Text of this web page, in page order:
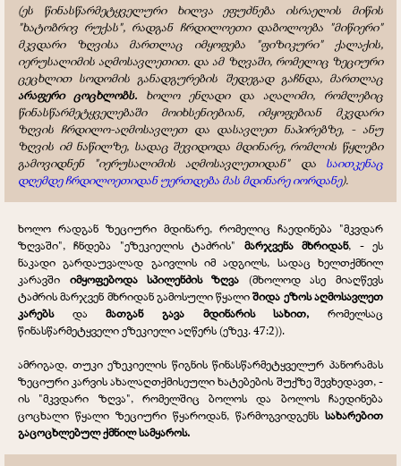
(ეს წინასწარმეტყველური ხილვა ეფუძნება ისრაელის მიწის
"ხატობრივ რუქას", რადგან ჩრდილოეთი დაბოლოება "მიწიერი"
მკვდარი ზღვისა მართლაც იმყოფება "ფიზიკური" ქალაქის,
იერუსალიმის აღმოსავლეთით. და ამ ზღვაში, რომელიც ზეციური
ცეცხლით სოდომის განადგურების შედეგად გაჩნდა, მართლაც
არაფერი ცოცხლობს. ხოლო ენღადი და აღალიმი, რომლებიც
წინასწარმეტყველებაში მოიხსენიებიან, იმყოფებიან მკვდარი
ზღვის ჩრდილო-აღმოსავლეთ და დასავლეთ ნაპირებზე, - ანუ
ზღვის იმ ნაწილზე, სადაც შევიდოდა მდინარე, რომლის წყლები
გამოვიდნენ "იერუსალიმის აღმოსავლეთიდან" და
საითკენაც
დღემდე ჩრდილოეთიდან უერთდება მას მდინარე იორდანე).
ხოლო რადგან ზეციური მდინარე, რომელიც ჩაედინება "მკვდარ
ზღვაში", ჩნდება "ეზეკიელის ტაძრის" მარჯვენა მხრიდან, - ეს
ნაკადი გარდაუვალად გაივლის იმ ადგილს, სადაც ხელთქმნილ
კარავში იმყოფებოდა სპილენძის ზღვა (მხოლოდ ასე მიაღწევს
ტაძრის მარჯვენ მხრიდან გამოსული წყალიშიდა ეზოს აღმოსავლეთ
კარებს დამათგან გავა მდინარის სახით, რომელსაც
წინასწარმეტყველი ეზეკიელი აღწერს (ეზეკ. 47:2)).
ამრიგად, თუკი ეზეკიელის წიგნის წინასწარმეტყველურ პანორამას
ზეციური კარვის ახალაღთქმისეული ხატებების შუქზე შევხედავთ, -
ის "მკვდარი ზღვა", რომელშიც ბოლოს და ბოლოს ჩაედინება
ცოცხალი წყალი ზეციური წყაროდან, წარმოგვიდგენს სახარებით
გაცოცხლებულ ქმნილ სამყაროს.